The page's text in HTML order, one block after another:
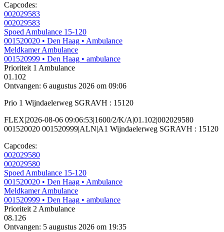
Capcodes:
002029583
002029583
Spoed Ambulance 15-120
001520020 • Den Haag • Ambulance
Meldkamer Ambulance
001520999 • Den Haag • ambulance
Prioriteit 1 Ambulance
01.102
Ontvangen: 6 augustus 2026 om 09:06
Prio 1 Wijndaelerweg SGRAVH : 15120
FLEX|2026-08-06 09:06:53|1600/2/K/A|01.102|002029580
001520020 001520999|ALN|A1 Wijndaelerweg SGRAVH : 15120
Capcodes:
002029580
002029580
Spoed Ambulance 15-120
001520020 • Den Haag • Ambulance
Meldkamer Ambulance
001520999 • Den Haag • ambulance
Prioriteit 2 Ambulance
08.126
Ontvangen: 5 augustus 2026 om 19:35